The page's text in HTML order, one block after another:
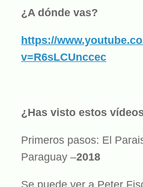
¿A dónde vas?
https://
v=R6sLCUnccec
¿Has visto estos
Primeros pasos: El
Paraguay –2018